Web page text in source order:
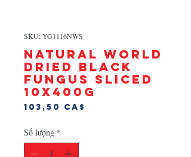
SKU: YG1116NWS
NATURAL WORLD
DRIED BLACK
FUNGUS SLICED
10x400g
103,50 CA$
Số lượng *